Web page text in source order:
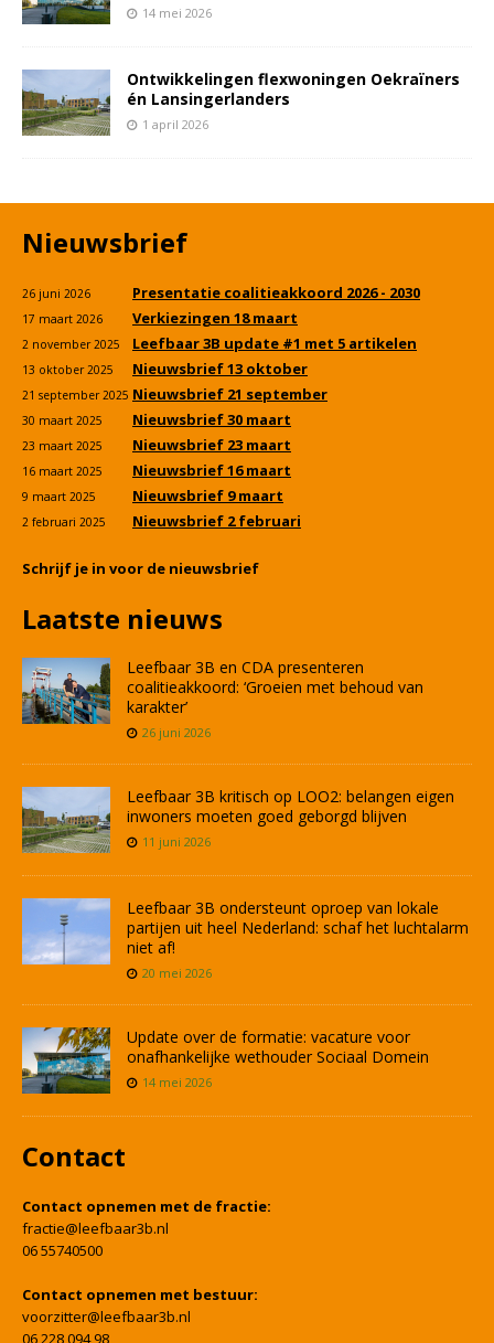
14 mei 2026
Ontwikkelingen flexwoningen Oekraïners
én Lansingerlanders
1 april 2026
Nieuwsbrief
26 juni 2026 Presentatie coalitieakkoord 2026 - 2030
17 maart 2026 Verkiezingen 18 maart
2 november 2025 Leefbaar 3B update #1 met 5 artikelen
13 oktober 2025 Nieuwsbrief 13 oktober
21 september 2025 Nieuwsbrief 21 september
30 maart 2025 Nieuwsbrief 30 maart
23 maart 2025 Nieuwsbrief 23 maart
16 maart 2025 Nieuwsbrief 16 maart
9 maart 2025 Nieuwsbrief 9 maart
2 februari 2025 Nieuwsbrief 2 februari
Schrijf je in voor de nieuwsbrief
Laatste nieuws
Leefbaar 3B en CDA presenteren
coalitieakkoord: ‘Groeien met behoud van
karakter’
26 juni 2026
Leefbaar 3B kritisch op LOO2: belangen eigen
inwoners moeten goed geborgd blijven
11 juni 2026
Leefbaar 3B ondersteunt oproep van lokale
partijen uit heel Nederland: schaf het luchtalarm
niet af!
20 mei 2026
Update over de formatie: vacature voor
onafhankelijke wethouder Sociaal Domein
14 mei 2026
Contact
Contact opnemen met de fractie:
fractie@leefbaar3b.nl
06 55740500
Contact opnemen met bestuur:
voorzitter@leefbaar3b.nl